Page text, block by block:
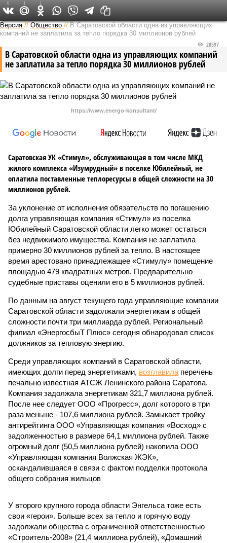
Версия в Саратове
Версия //Общество //В Саратовской области одна из управляющих
компаний не заплатила за тепло порядка 30 миллионов рублей
В Саратовской области одна из управляющих компаний
не заплатила за тепло порядка 30 миллионов рублей
28597
https://www.energo-konsultant/
Саратовская УК «Стимул», обслуживающая в том числе МКД
жилого комплекса «Изумрудный» в поселке Юбилейный, не
оплатила поставленные теплоресурсы в общей сложности на 30
миллионов рублей.
За уклонение от исполнения обязательств по погашению
долга управляющая компания «Стимул» из поселка
Юбилейный Саратовской области легко может остаться
без недвижимого имущества. Компания не заплатила
примерно 30 миллионов рублей за тепло. В настоящее
время арестовано принадлежащее «Стимулу» помещение
площадью 479 квадратных метров. Предварительно
судебные приставы оценили его в 5 миллионов рублей.
По данным на август текущего года управляющие компании
Саратовской области задолжали энергетикам в общей
сложности почти три миллиарда рублей. Региональный
филиал «ЭнергосбыТ Плюс» сегодня обнародовал список
должников за тепловую энергию.
Среди управляющих компаний в Саратовской области,
имеющих долги перед энергетиками, возглавила перечень
печально известная АТСЖ Ленинского района Саратова.
Компания задолжала энергетикам 321,7 миллиона рублей.
После нее следует ООО «Прогресс», долг которого в три
раза меньше - 107,6 миллиона рублей. Замыкает тройку
антирейтинга ООО «Управляющая компания «Восход» с
задолженностью в размере 64,1 миллиона рублей. Также
огромный долг (50,5 миллиона рублей) накопила ООО
«Управляющая компания Волжская ЖЭК»,
оскандалившаяся в связи с фактом подделки протокола
общего собрания жильцов
У второго крупного города области Энгельса тоже есть
свои «герои». Больше всех за тепло и горячую воду
задолжали общества с ограниченной ответственностью
«Строитель-2008» (21,4 миллиона рублей), «Домашний
0 1 1